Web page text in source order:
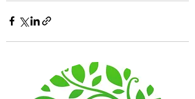
Posts recentes